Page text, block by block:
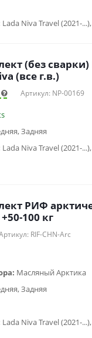
(без сварки)
(все г.в.)
Артикул: NP-00169
Задняя
РИФ
100 кг
RIF-CHN-Arc
Масляный Арктика
Задняя
Lada Niva Travel (2021-